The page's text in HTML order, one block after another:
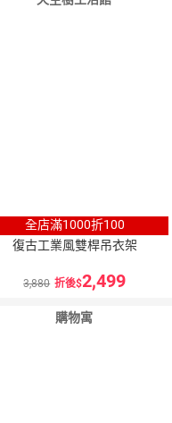
全店滿1000折100
復古工業風雙桿吊衣架
3,880 折後 2,499
購物寓